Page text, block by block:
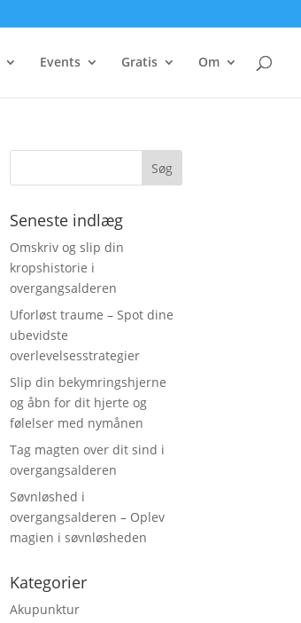
Events Gratis Om
Seneste indlæg
Omskriv og slip din
kropshistorie i
overgangsalderen
Uforløst traume – Spot dine
ubevidste
overlevelsesstrategier
Slip din bekymringshjerne
og åbn for dit hjerte og
følelser med nymånen
Tag magten over dit sind i
overgangsalderen
Søvnløshed i
overgangsalderen – Oplev
magien i søvnløsheden
Kategorier
Akupunktur